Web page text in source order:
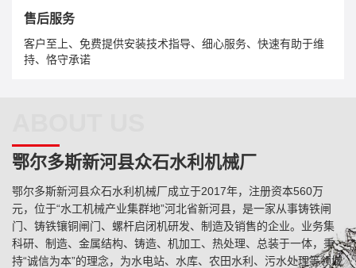
售后服务
客户至上、免费提供安装技术指导、细心服务、快速有助于维
持、恪守承诺
鄂尔多斯新河县众石水利机械厂
鄂尔多斯新河县众石水利机械厂成立于2017年，注册资本560万
元，位于“水工机械产业集群地”河北省新河县，是一家从事铸铁闸
门、铸铁镶铜闸门、螺杆启闭机研发、制造及销售的企业。业务集
科研、制造、金属结构、铸造、机加工、热处理、总装于一体，秉
持“诚信为本”的理念，为水电站、水库、农田水利、污水处理等领域